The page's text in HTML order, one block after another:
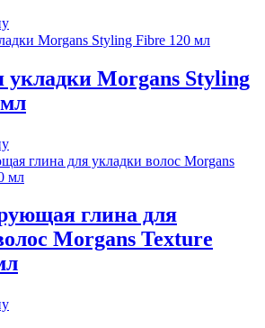
укладки Morgans Styling
глина для
Morgans Texture